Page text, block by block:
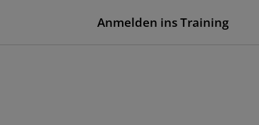
Anmelden ins Training